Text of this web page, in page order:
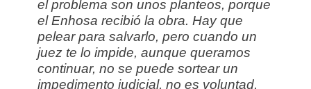
el problema son unos planteos, porque
el Enhosa recibió la obra. Hay que
pelear para salvarlo, pero cuando un
juez te lo impide, aunque queramos
continuar, no se puede sortear un
impedimento judicial, no es voluntad,